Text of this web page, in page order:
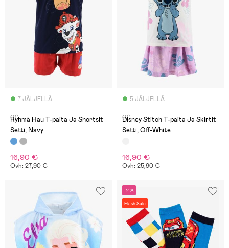
7 JÄLJELLÄ
(0)
Ryhmä Hau T-paita Ja Shortsit
Setti, Navy
16,90 €
Ovh: 27,90 €
5 JÄLJELLÄ
(0)
Disney Stitch T-paita Ja Skirtit
Setti, Off-White
16,90 €
Ovh: 25,90 €
-14%
Flash Sale